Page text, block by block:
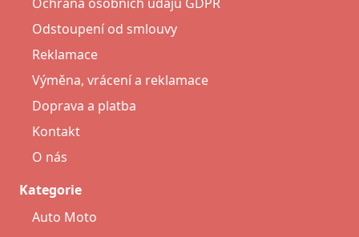
Odstoupení od smlouvy
Reklamace
Výměna, vrácení a reklamace
Doprava a platba
Kontakt
O nás
Kategorie
Auto Moto